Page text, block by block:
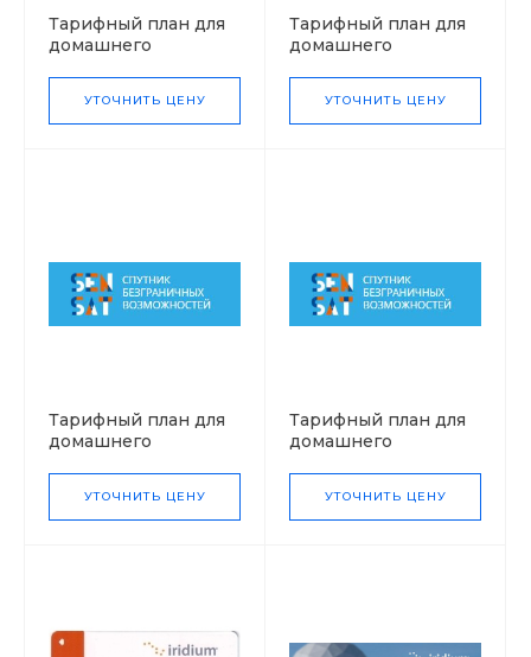
Тарифный план для
домашнего
УТОЧНИТЬ ЦЕНУ
Тарифный план для
домашнего
УТОЧНИТЬ ЦЕНУ
Тарифный план для
домашнего
УТОЧНИТЬ ЦЕНУ
Тарифный план для
домашнего
Насыщенный
УТОЧНИТЬ ЦЕНУ